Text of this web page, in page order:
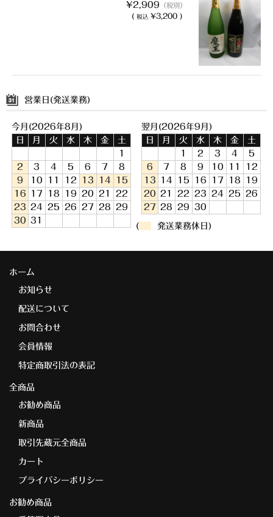
¥2,909 （税別）
( 税込 ¥3,200 )
営業日(発送業務)
今月(2026年8月)
日
月 火 水 木 金
土
1
2
3 4 5 6 7
8
9
10 11 12 13 14
15
16
17 18 19 20 21
22
23 24 25 26 27 28
29
30 31
翌月(2026年9月)
日
月 火 水 木 金
土
1
2 3 4
5
6
7 8 9 10 11
12
13
14 15 16 17 18
19
20 21 22 23 24 25
26
27 28 29 30
( 発送業務休日)
ホーム
お知らせ
配送について
お問合わせ
会員情報
特定商取引法の表記
全商品
お勧め商品
新商品
取引先蔵元全商品
カート
プライバシーポリシー
お勧め商品